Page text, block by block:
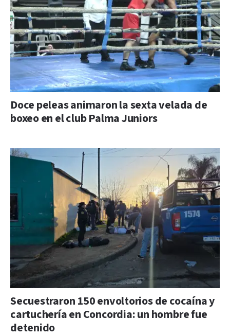
Doce peleas animaron la sexta velada de
boxeo en el club Palma Juniors
Secuestraron 150 envoltorios de cocaína y
cartuchería en Concordia: un hombre fue
detenido